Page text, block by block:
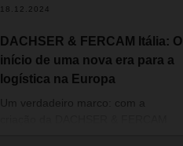
18.12.2024
DACHSER & FERCAM Itália: O
início de uma nova era para a
logística na Europa
Um verdadeiro marco: com a